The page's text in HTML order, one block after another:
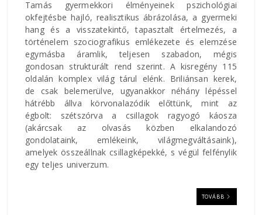
Tamás gyermekkori élményeinek pszichológiai
okfejtésbe hajló, realisztikus ábrázolása, a gyermeki
hang és a visszatekintő, tapasztalt értelmezés, a
történelem szociografikus emlékezete és elemzése
egymásba áramlik, teljesen szabadon, mégis
gondosan strukturált rend szerint. A kisregény 115
oldalán komplex világ tárul elénk. Briliánsan kerek,
de csak belemerülve, ugyanakkor néhány lépéssel
hátrébb állva körvonalazódik előttünk, mint az
égbolt: szétszórva a csillagok ragyogó káosza
(akárcsak az olvasás közben elkalandozó
gondolataink, emlékeink, világmegváltásaink),
amelyek összeállnak csillagképekké, s végül felfénylik
egy teljes univerzum.
TOVÁBB